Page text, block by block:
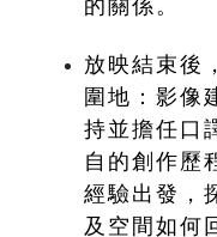
的關係。
放映結束後
圍地：影像
持並擔任口
自的創作歷
經驗出發，
及空間如何